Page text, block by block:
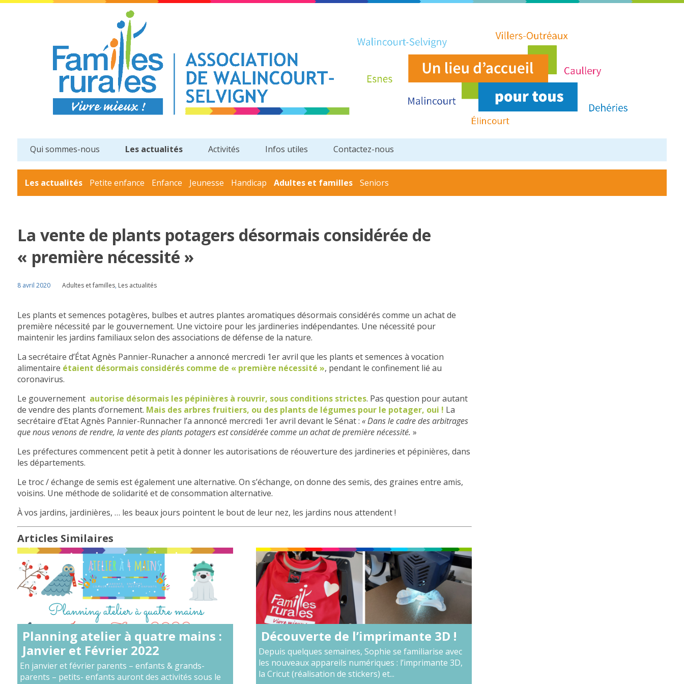
Qui sommes-nous Les actualités Activités Infos utiles Contactez-nous
Les actualités Petite enfance Enfance Jeunesse Handicap Adultes et familles Seniors
La vente de plants potagers désormais considérée de
« première nécessité »
8 avril 2020 Adultes et familles, Les actualités
Les plants et semences potagères, bulbes et autres plantes aromatiques désormais considérés comme un achat de
première nécessité par le gouvernement. Une victoire pour les jardineries indépendantes. Une nécessité pour
maintenir les jardins familiaux selon des associations de défense de la nature.
La secrétaire d’État Agnès Pannier-Runacher a annoncé mercredi 1er avril que les plants et semences à vocation
alimentaire étaient désormais considérés comme de « première nécessité », pendant le confinement lié au
coronavirus.
Le gouvernement autorise désormais les pépinières à rouvrir, sous conditions strictes. Pas question pour autant
de vendre des plants d’ornement. Mais des arbres fruitiers, ou des plants de légumes pour le potager, oui ! La
secrétaire d’Etat Agnès Pannier-Runnacher l’a annoncé mercredi 1er avril devant le Sénat : « Dans le cadre des arbitrages
que nous venons de rendre, la vente des plants potagers est considérée comme un achat de première nécessité. »
Les préfectures commencent petit à petit à donner les autorisations de réouverture des jardineries et pépinières, dans
les départements.
Le troc / échange de semis est également une alternative. On s’échange, on donne des semis, des graines entre amis,
voisins. Une méthode de solidarité et de consommation alternative.
À vos jardins, jardinières, … les beaux jours pointent le bout de leur nez, les jardins nous attendent !
Articles Similaires
Planning atelier à quatre mains :
Janvier et Février 2022
En janvier et février parents – enfants & grands-
parents – petits- enfants auront des activités sous le
Découverte de l’imprimante 3D !
Depuis quelques semaines, Sophie se familiarise avec
les nouveaux appareils numériques : l’imprimante 3D,
la Cricut (réalisation de stickers) et...